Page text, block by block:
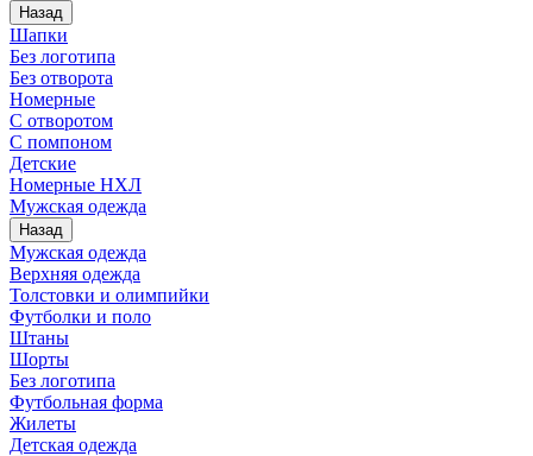
Назад
Шапки
Без логотипа
Без отворота
Номерные
С отворотом
С помпоном
Детские
Номерные НХЛ
Мужская одежда
Назад
Мужская одежда
Верхняя одежда
Толстовки и олимпийки
Футболки и поло
Штаны
Шорты
Без логотипа
Футбольная форма
Жилеты
Детская одежда